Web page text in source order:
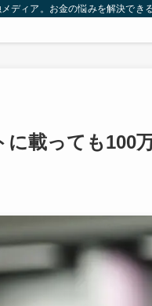
ディア。お金の悩みを解決でき
載っても100